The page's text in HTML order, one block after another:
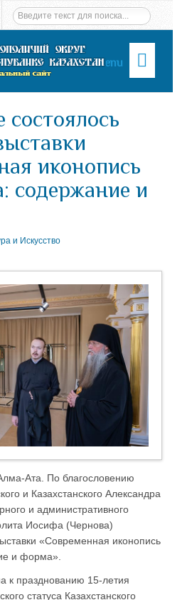
Menu
иконопись
содержание и
и Искусство
Ата. По благословению
и Казахстанского Александра
и административного
Иосифа (Чернова)
«Современная иконопись
и форма».
к празднованию 15-летия
статуса Казахстанского